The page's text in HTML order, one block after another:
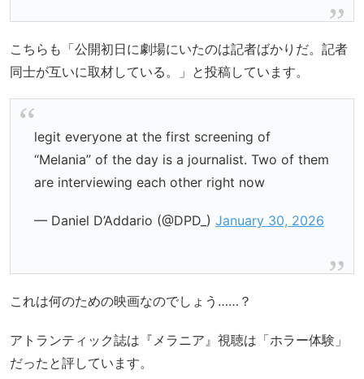
こちらも「公開初日に劇場にいたのは記者ばかりだ。記者
同士が互いに取材している。」と投稿しています。
legit everyone at the first screening of
“Melania” of the day is a journalist. Two of them
are interviewing each other right now
— Daniel D’Addario (@DPD_) January 30, 2026
これは何のための映画なのでしょう……？
アトランティック誌は『メラニア』視聴は「ホラー体験」
だったと評しています。